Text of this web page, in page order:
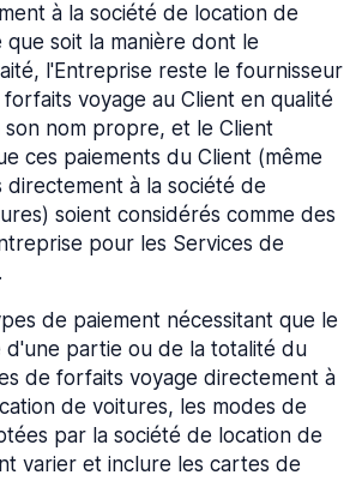
à la société de location de
que soit la manière dont le
l'Entreprise reste le fournisseur
voyage au Client en qualité
nom propre, et le Client
ces paiements du Client (même
directement à la société de
soient considérés comme des
pour les Services de
de paiement nécessitant que le
d'une partie ou de la totalité du
de forfaits voyage directement à
de voitures, les modes de
par la société de location de
varier et inclure les cartes de